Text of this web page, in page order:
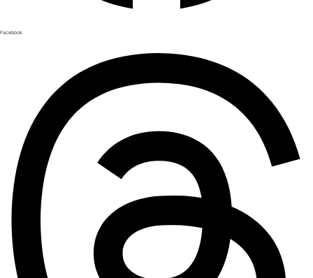
Facebook